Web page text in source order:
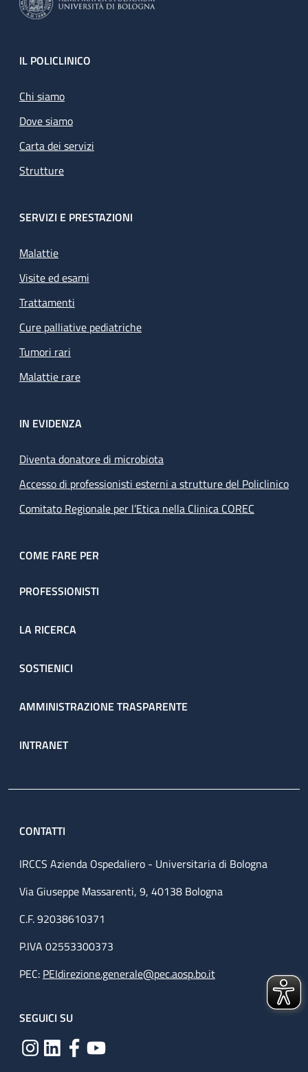
Footer
IL POLICLINICO
Chi siamo
Dove siamo
Carta dei servizi
Strutture
SERVIZI E PRESTAZIONI
Malattie
Visite ed esami
Trattamenti
Cure palliative pediatriche
Tumori rari
Malattie rare
IN EVIDENZA
Diventa donatore di microbiota
Accesso di professionisti esterni a strutture del Policlinico
Comitato Regionale per l’Etica nella Clinica COREC
COME FARE PER
PROFESSIONISTI
LA RICERCA
SOSTIENICI
AMMINISTRAZIONE TRASPARENTE
INTRANET
CONTATTI
IRCCS Azienda Ospedaliero - Universitaria di Bologna
Via Giuseppe Massarenti, 9, 40138 Bologna
C.F. 92038610371
P.IVA 02553300373
PEC: PEIdirezione.generale@pec.aosp.bo.it
SEGUICI SU